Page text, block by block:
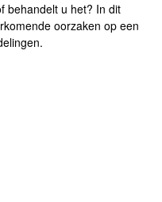
behandelt u het? In dit
oorzaken op een